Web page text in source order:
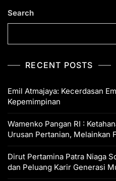
Search
RECENT POSTS
Emil Atmajaya: Kecerdasan
Kepemimpinan
Wamenko Pangan RI :
Urusan Pertanian, Melainkan
Dirut Pertamina Patra Niaga
dan Peluang Karir Generasi